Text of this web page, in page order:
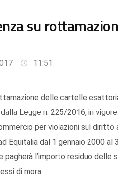
su
11:51
delle cartelle
Legge n. 225/2016, in
per violazioni sul
Equitalia dal 1 gennaio 2000 al
pagherà l’importo residuo
di mora.